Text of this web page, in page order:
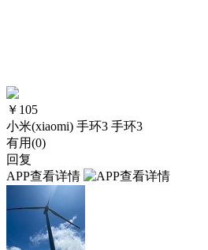
￥ 105
小米(xiaomi) 手环3 手环3
有用(0)
回复
APP查看详情